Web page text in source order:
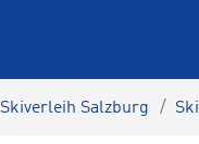
Skiverleih Salzburg